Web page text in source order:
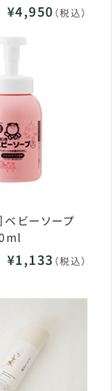
¥4,950 （税込）
ベビーソープ
¥1,133 （税込）